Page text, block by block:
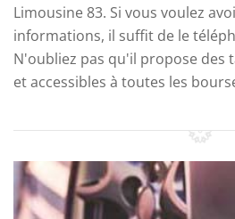
Limousine 83. Si vous voulez
informations, il suffit de le
N'oubliez pas qu'il propose des
et accessibles à toutes les